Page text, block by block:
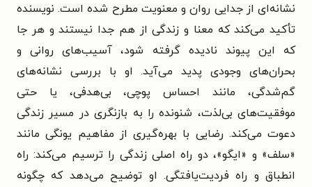
نشانه‌ای از جدایی روان و معنویت مطرح شده است. نویسنده
تأکید می‌کند که معنا و زندگی از هم جدا نیستند و هر جا
که این پیوند نادیده گرفته شود، آسیب‌های روانی و
بحران‌های وجودی پدید می‌آید. او با بررسی نشانه‌های
گم‌شدگی، مانند احساس پوچی، بی‌هدفی، یا حتی
موفقیت‌های بی‌لذت، شنونده را به بازنگری در مسیر زندگی
دعوت می‌کند. رضایی با بهره‌گیری از مفاهیم یونگی مانند
«سلف» و «ایگو»، دو راه اصلی زندگی را ترسیم می‌کند: راه
انطباق و راه فردیت‌یافتگی. او توضیح می‌دهد که چگونه